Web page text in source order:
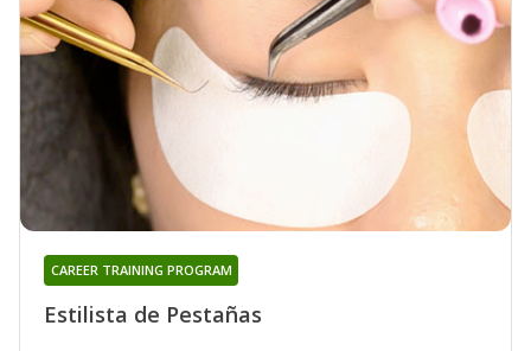
Estilista de Pestañas
CAREER TRAINING PROGRAM